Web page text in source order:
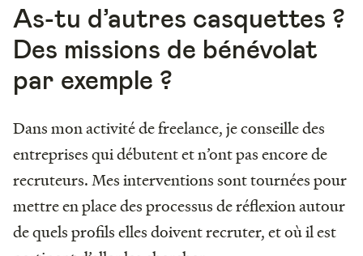
As-tu d’autres casquettes ?
Des missions de bénévolat
par exemple ?
Dans mon activité de freelance, je conseille des
entreprises qui débutent et n’ont pas encore de
recruteurs. Mes interventions sont tournées pour
mettre en place des processus de réflexion autour
de quels profils elles doivent recruter, et où il est